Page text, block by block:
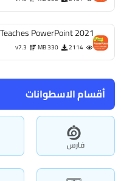
فارس
تعريفات
أطفال